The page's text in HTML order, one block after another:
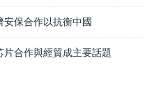
安保合作以抗衡中國
合作與經貿成主要話題